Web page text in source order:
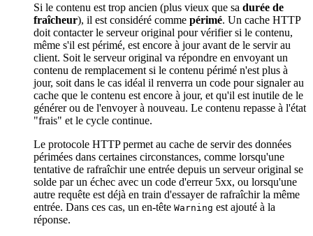
Si le contenu est trop ancien (plus vieux que sa durée de
fraîcheur), il est considéré comme périmé. Un cache HTTP
doit contacter le serveur original pour vérifier si le contenu,
même s'il est périmé, est encore à jour avant de le servir au
client. Soit le serveur original va répondre en envoyant un
contenu de remplacement si le contenu périmé n'est plus à
jour, soit dans le cas idéal il renverra un code pour signaler au
cache que le contenu est encore à jour, et qu'il est inutile de le
générer ou de l'envoyer à nouveau. Le contenu repasse à l'état
"frais" et le cycle continue.
Le protocole HTTP permet au cache de servir des données
périmées dans certaines circonstances, comme lorsqu'une
tentative de rafraîchir une entrée depuis un serveur original se
solde par un échec avec un code d'erreur 5xx, ou lorsqu'une
autre requête est déjà en train d'essayer de rafraîchir la même
entrée. Dans ces cas, un en-tête Warning est ajouté à la
réponse.